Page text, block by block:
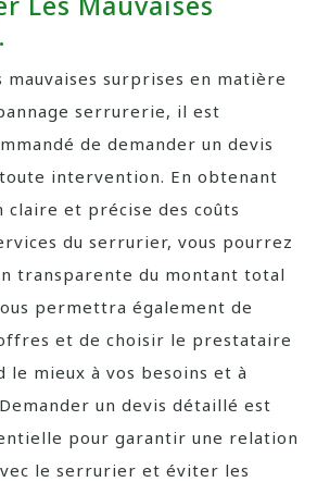
surprises en matière
serrurerie, il est
de demander un devis
intervention. En obtenant
claire et précise des coûts
du serrurier, vous pourrez
transparente du montant total
permettra également de
et de choisir le prestataire
le mieux à vos besoins et à
un devis détaillé est
pour garantir une relation
le serrurier et éviter les